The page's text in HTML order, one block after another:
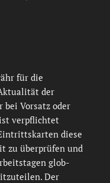
für die
der
bei Vorsatz oder
verpflichtet
diese
zu überprüfen und
glob-
Der